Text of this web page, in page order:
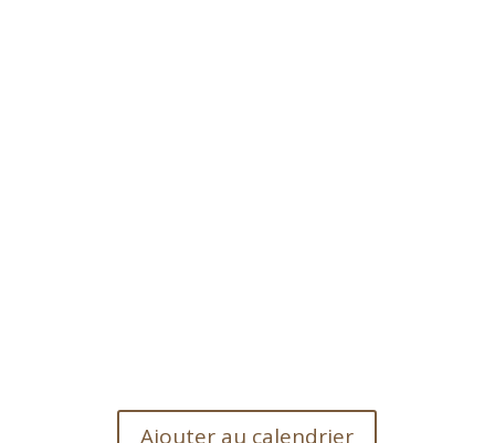
Ajouter au calendrier